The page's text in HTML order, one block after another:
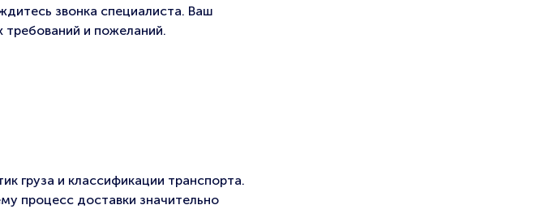
звонка специалиста. Ваш
и пожеланий.
груза и классификации транспорта.
процесс доставки значительно